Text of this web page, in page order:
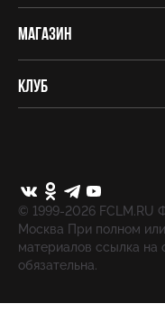
Магазин
Клуб
© 1999-2026 FCLM.RU
Москва При полном
материалов ссылка на
обязательна.